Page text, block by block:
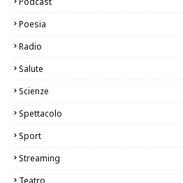
Poesia
Radio
Salute
Scienze
Spettacolo
Sport
Streaming